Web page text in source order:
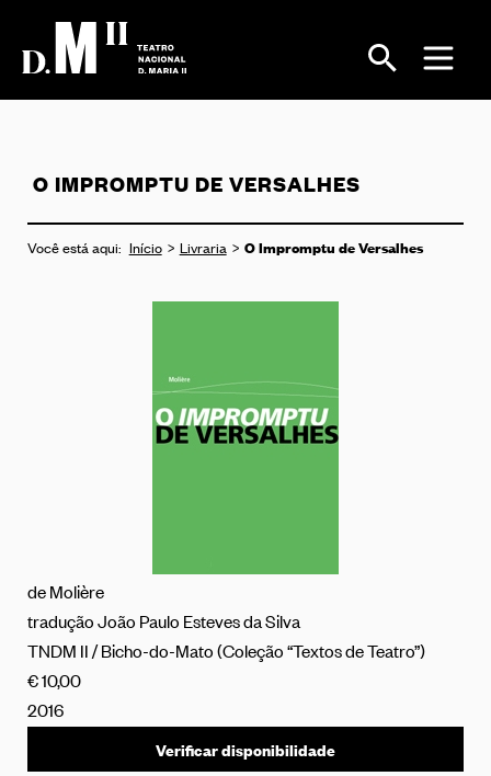
O IMPROMPTU DE VERSALHES
Você está aqui: Início Livraria O Impromptu de Versalhes
de Molière
tradução João Paulo Esteves da Silva
TNDM II / Bicho-do-Mato (Coleção “Textos de Teatro”)
€ 10,00
2016
Verificar disponibilidade